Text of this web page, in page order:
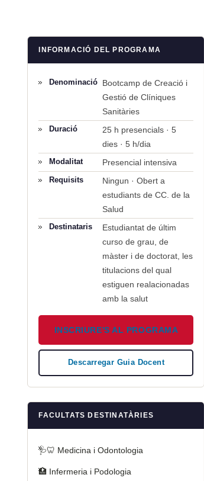
INFORMACIÓ DEL PROGRAMA
Denominació
Bootcamp de Creació i
Gestió de Clíniques
Sanitàries
Duració
25 h presencials · 5
dies · 5 h/dia
Modalitat Presencial intensiva
Requisits
Ningun · Obert a
estudiants de CC. de la
Salud
Destinataris
Estudiantat de últim
curso de grau, de
màster i de doctorat, les
titulacions del qual
estiguen realacionadas
amb la salut
INSCRIURE'S AL PROGRAMA
Descarregar Guia Docent
FACULTATS DESTINATÀRIES
🩺🦷 Medicina i Odontologia
🏥 Infermeria i Podologia